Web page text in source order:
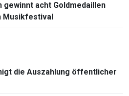
gewinnt acht Goldmedaillen
Musikfestival
die Auszahlung öffentlicher